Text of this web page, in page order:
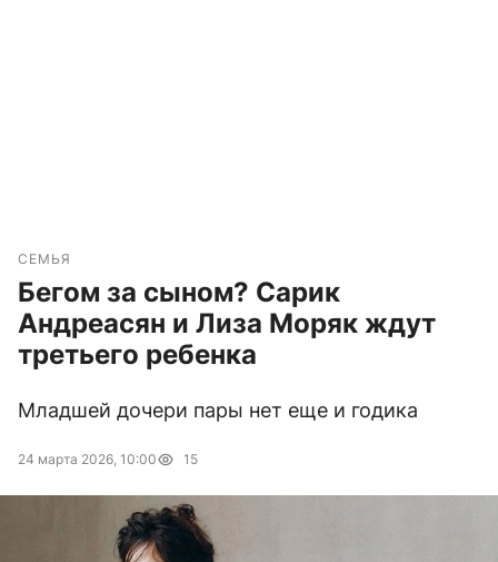
СЕМЬЯ
Бегом за сыном? Сарик
Андреасян и Лиза Моряк ждут
третьего ребенка
Младшей дочери пары нет еще и годика
24 марта 2026, 10:00 15